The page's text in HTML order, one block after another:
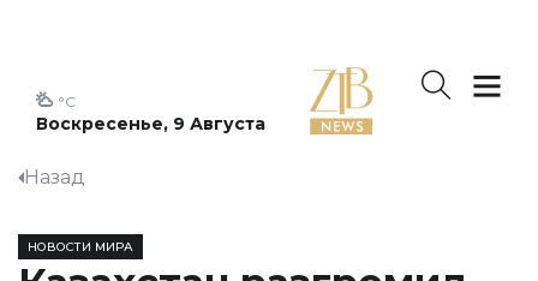
Воскресенье, 9 Августа
°C
Назад
НОВОСТИ МИРА